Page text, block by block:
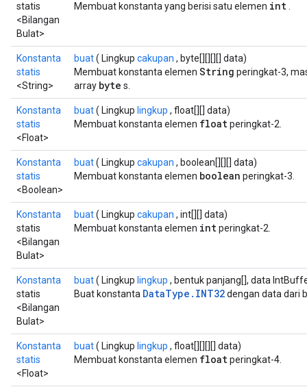
statis
<Bilangan
Bulat>
Membuat konstanta yang berisi satu elemen int
Konstanta
statis
<String>
buat( Lingkup cakupan , byte[][][][] data)
Membuat konstanta elemen String peringkat-3,
array byte s.
Konstanta
statis
<Float>
buat( Lingkup lingkup , float[][] data)
Membuat konstanta elemen floatperingkat-2.
Konstanta
statis
<Boolean>
buat( Lingkup cakupan , boolean[][][] data)
Membuat konstanta elemen boolean peringkat-3.
Konstanta
statis
<Bilangan
Bulat>
buat( Lingkup cakupan , int[][] data)
Membuat konstanta elemen intperingkat-2.
Konstanta
statis
<Bilangan
Bulat>
buat( Lingkup lingkup , bentuk panjang[], data
Buat konstanta DataType.INT32dengan data dari
Konstanta
statis
<Float>
buat( Lingkup lingkup , float[][][][] data)
Membuat konstanta elemen floatperingkat-4.